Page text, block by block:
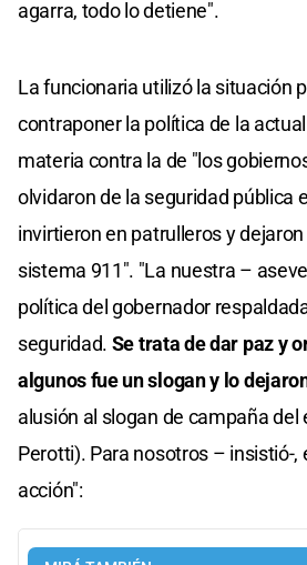
agarra, todo lo detiene".
La funcionaria utilizó la situación
contraponer la política de la
materia contra la de "los
olvidaron de la seguridad pública
invirtieron en patrulleros y dejaron
sistema 911". "La nuestra –
política del gobernador
seguridad. Se trata de dar paz y
algunos fue un slogan y lo
alusión al slogan de campaña del
Perotti). Para nosotros – insistió-,
acción":